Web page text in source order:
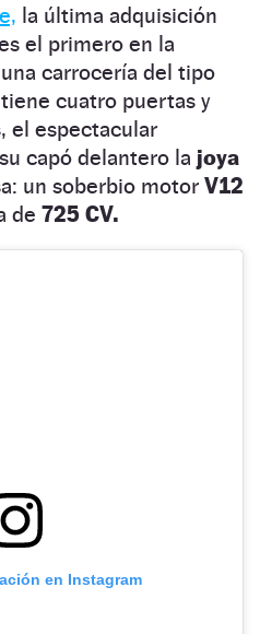
la última adquisición
el primero en la
carrocería del tipo
cuatro puertas y
el espectacular
capó delantero la joya
un soberbio motor V12
de 725 CV.
en Instagram